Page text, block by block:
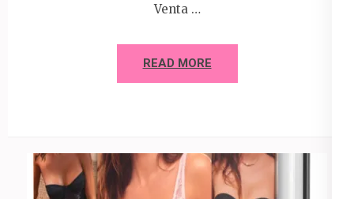
Venta …
READ MORE